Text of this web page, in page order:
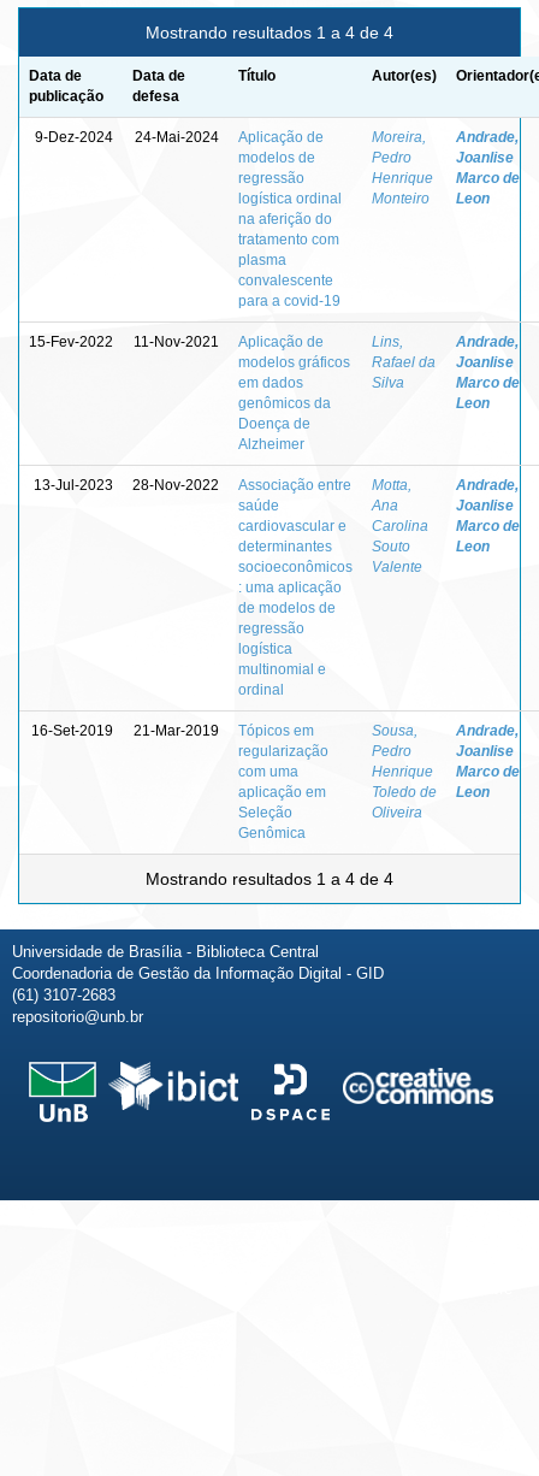
Mostrando resultados 1 a 4 de 4
Data de
publicação
Data de
defesa
Título Autor(es)
9-Dez-2024 24-Mai-2024
Aplicação de
modelos de
regressão
logística ordinal
na aferição do
tratamento com
plasma
convalescente
para a covid-19
Moreira,
Pedro
Henrique
Monteiro
Andrade,
Joanlise
Marco de
Leon
15-Fev-2022 11-Nov-2021
Aplicação de
modelos gráficos
em dados
genômicos da
Doença de
Alzheimer
Lins,
Rafael da
Silva
Andrade,
Joanlise
Marco de
Leon
13-Jul-2023 28-Nov-2022
Associação entre
saúde
cardiovascular e
determinantes
socioeconômicos
: uma aplicação
de modelos de
regressão
logística
multinomial e
ordinal
Motta,
Ana
Carolina
Souto
Valente
Andrade,
Joanlise
Marco de
Leon
16-Set-2019 21-Mar-2019
Tópicos em
regularização
com uma
aplicação em
Seleção
Genômica
Sousa,
Pedro
Henrique
Toledo de
Oliveira
Andrade,
Joanlise
Marco de
Leon
Mostrando resultados 1 a 4 de 4
Universidade de Brasília - Biblioteca Central
Coordenadoria de Gestão da Informação Digital - GID
(61) 3107-2683
repositorio@unb.br